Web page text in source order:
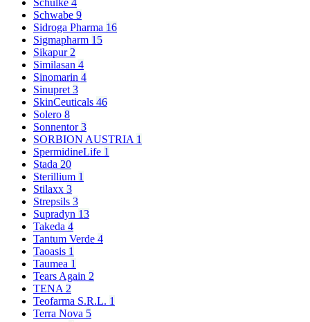
Schülke 4
Schwabe 9
Sidroga Pharma 16
Sigmapharm 15
Sikapur 2
Similasan 4
Sinomarin 4
Sinupret 3
SkinCeuticals 46
Solero 8
Sonnentor3
SORBION AUSTRIA 1
SpermidineLife 1
Stada 20
Sterillium 1
Stilaxx 3
Strepsils 3
Supradyn 13
Takeda 4
Tantum Verde 4
Taoasis 1
Taumea 1
Tears Again 2
TENA 2
Teofarma S.R.L. 1
Terra Nova 5